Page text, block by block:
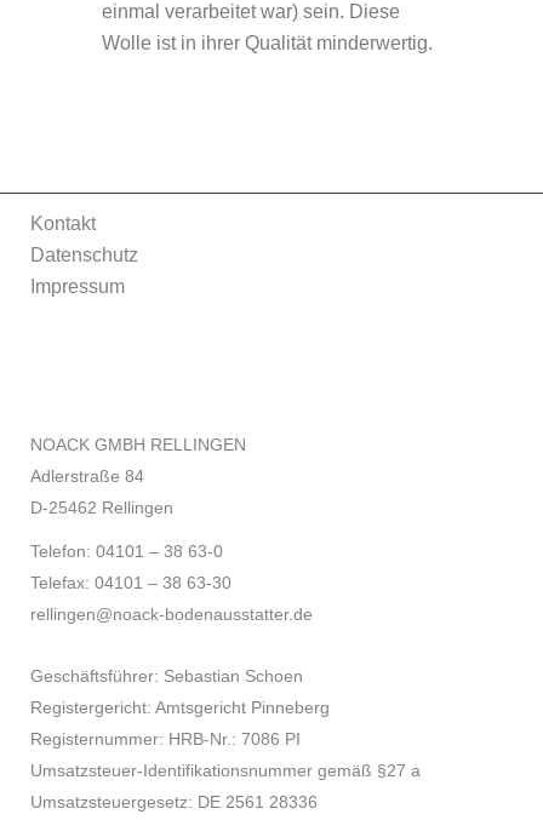
einmal verarbeitet war) sein. Diese
Wolle ist in ihrer Qualität minderwertig.
Kontakt
Datenschutz
Impressum
NOACK GMBH RELLINGEN
Adlerstraße 84
D-25462 Rellingen
Telefon: 04101 – 38 63-0
Telefax: 04101 – 38 63-30
rellingen@noack-bodenausstatter.de
Geschäftsführer: Sebastian Schoen
Registergericht: Amtsgericht Pinneberg
Registernummer: HRB-Nr.: 7086 PI
Umsatzsteuer-Identifikationsnummer gemäß §27 a
Umsatzsteuergesetz: DE 2561 28336